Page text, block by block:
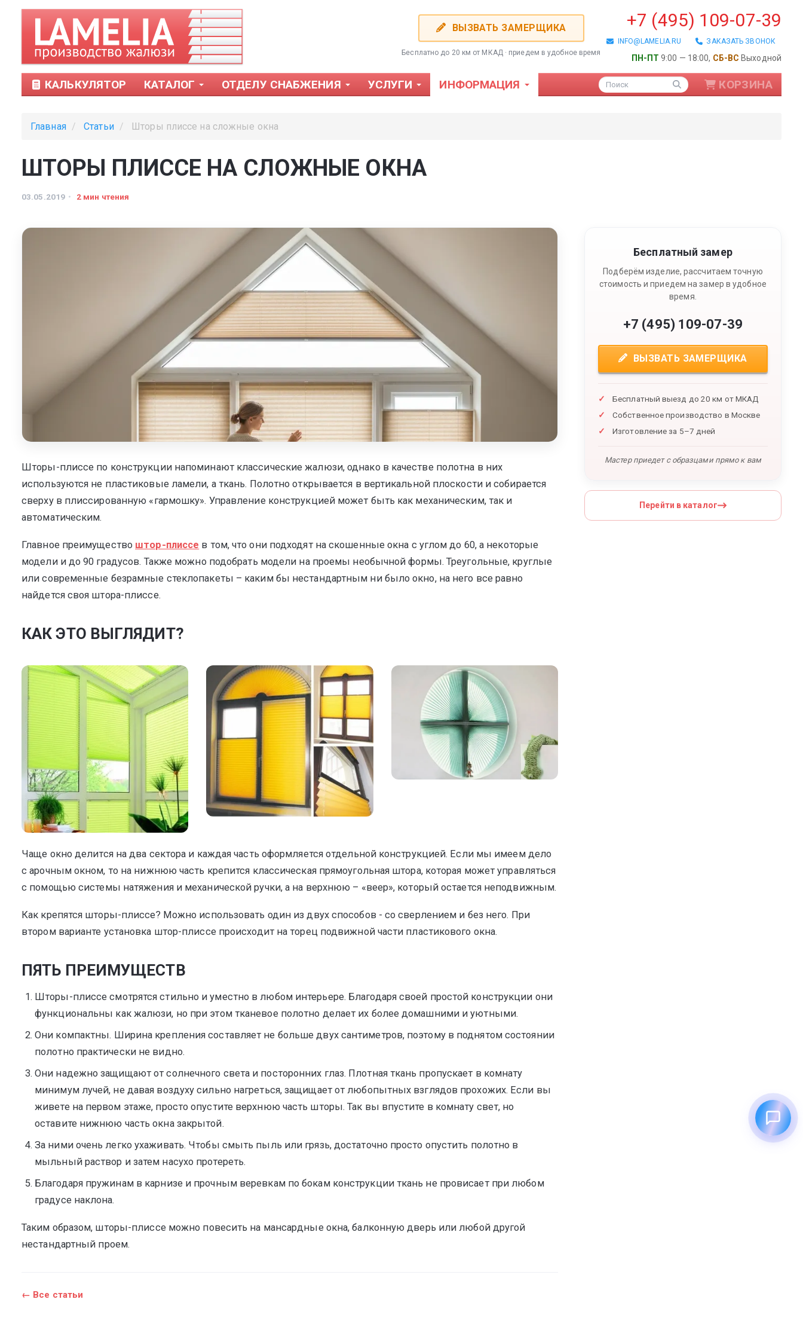
ВЫЗВАТЬ ЗАМЕРЩИКА
Бесплатно до 20 км от МКАД · приедем в удобное время
+7 (495) 109-07-39
INFO@LAMELIA.RU ЗАКАЗАТЬ ЗВОНОК
ПН-ПТ 9:00 — 18:00, СБ-ВС Выходной
КАЛЬКУЛЯТОР КАТАЛОГ
Мультифактура
ОТДЕЛУ СНАБЖЕНИЯ УСЛУГИ ИНФОРМАЦИЯ Поиск КОРЗИНА
Главная Статьи Шторы плиссе на сложные окна
ШТОРЫ ПЛИССЕ НА СЛОЖНЫЕ ОКНА
03.05.2019 2 мин чтения
Шторы-плиссе по конструкции напоминают классические жалюзи, однако в качестве полотна в них
используются не пластиковые ламели, а ткань. Полотно открывается в вертикальной плоскости и собирается
сверху в плиссированную «гармошку». Управление конструкцией может быть как механическим, так и
автоматическим.
Главное преимущество штор-плиссе в том, что они подходят на скошенные окна с углом до 60, а некоторые
модели и до 90 градусов. Также можно подобрать модели на проемы необычной формы. Треугольные, круглые
или современные безрамные стеклопакеты – каким бы нестандартным ни было окно, на него все равно
найдется своя штора-плиссе.
КАК ЭТО ВЫГЛЯДИТ?
Чаще окно делится на два сектора и каждая часть оформляется отдельной конструкцией. Если мы имеем дело
с арочным окном, то на нижнюю часть крепится классическая прямоугольная штора, которая может управляться
с помощью системы натяжения и механической ручки, а на верхнюю – «веер», который остается неподвижным.
Как крепятся шторы-плиссе? Можно использовать один из двух способов - со сверлением и без него. При
втором варианте установка штор-плиссе происходит на торец подвижной части пластикового окна.
ПЯТЬ ПРЕИМУЩЕСТВ
Шторы-плиссе смотрятся стильно и уместно в любом интерьере. Благодаря своей простой конструкции они
функциональны как жалюзи, но при этом тканевое полотно делает их более домашними и уютными.
Они компактны. Ширина крепления составляет не больше двух сантиметров, поэтому в поднятом состоянии
полотно практически не видно.
Они надежно защищают от солнечного света и посторонних глаз. Плотная ткань пропускает в комнату
минимум лучей, не давая воздуху сильно нагреться, защищает от любопытных взглядов прохожих. Если вы
живете на первом этаже, просто опустите верхнюю часть шторы. Так вы впустите в комнату свет, но
оставите нижнюю часть окна закрытой.
За ними очень легко ухаживать. Чтобы смыть пыль или грязь, достаточно просто опустить полотно в
мыльный раствор и затем насухо протереть.
Благодаря пружинам в карнизе и прочным веревкам по бокам конструкции ткань не провисает при любом
градусе наклона.
Таким образом, шторы-плиссе можно повесить на мансардные окна, балконную дверь или любой другой
нестандартный проем.
← Все статьи
Бесплатный замер
Подберём изделие, рассчитаем точную
стоимость и приедем на замер в удобное
время.
+7 (495) 109-07-39
ВЫЗВАТЬ ЗАМЕРЩИКА
Бесплатный выезд до 20 км от МКАД
Собственное производство в Москве
Изготовление за 5–7 дней
Мастер приедет с образцами прямо к вам
Перейти в каталог